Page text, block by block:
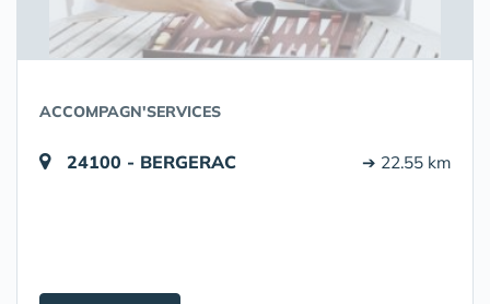
ACCOMPAGN'SERVICES
24100 - BERGERAC ➔ 22.55 km